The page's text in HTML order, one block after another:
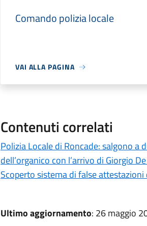
Comando polizia locale
VAI ALLA PAGINA
Contenuti correlati
Polizia Locale di Roncade: salgono
dell’organico con l’arrivo di Giorgio
Scoperto sistema di false
Ultimo aggiornamento: 26 maggio